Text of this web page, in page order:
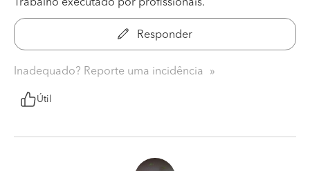
Trabalho executado por profissionais.
Responder
Inadequado? Reporte uma incidência
Útil